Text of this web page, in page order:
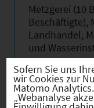
Metzgerei (10
Beschäftigte),
Landhandel,
und
bis 50 Mbit/s
Sofern Sie uns
wir Cookies zur
Matomo
„Webanalyse